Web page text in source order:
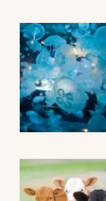
Sorties &
Nouvel An
Nouvel An
Nouvel An